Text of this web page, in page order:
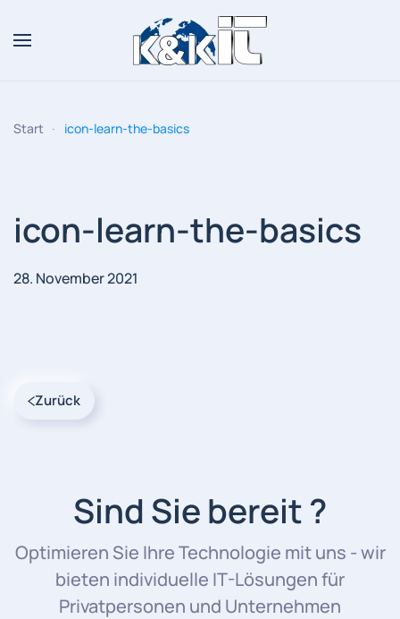
Zum Hauptinhalt springen
Start icon-learn-the-basics
icon-learn-the-basics
28. November 2021
Zurück
Sind Sie bereit ?
Optimieren Sie Ihre Technologie mit uns - wir
bieten individuelle IT-Lösungen für
Privatpersonen und Unternehmen